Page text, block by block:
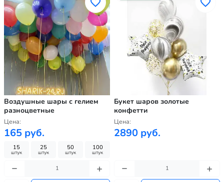
Воздушные шары с гелием
разноцветные
Цена:
165 руб.
15
штук
25
штук
50
штук
100
штук
Букет шаров золотые
конфетти
Цена:
2890 руб.